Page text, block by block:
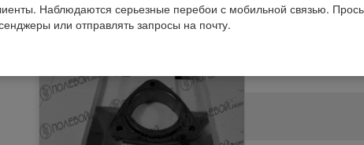
Корпус
Наблюдаются серьезные перебои с мобильной связью.
или отправлять запросы на почту.